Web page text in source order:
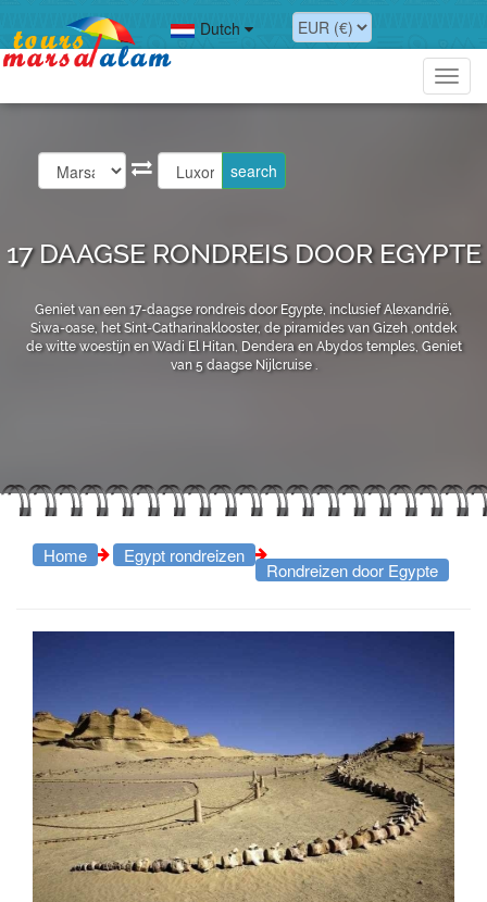
Dutch
17 DAAGSE RONDREIS DOOR EGYPTE
Geniet van een 17-daagse rondreis door Egypte, inclusief Alexandrië,
Siwa-oase, het Sint-Catharinaklooster, de piramides van Gizeh ,ontdek
de witte woestijn en Wadi El Hitan, Dendera en Abydos temples, Geniet
van 5 daagse Nijlcruise .
Home Egypt rondreizen
Rondreizen door Egypte